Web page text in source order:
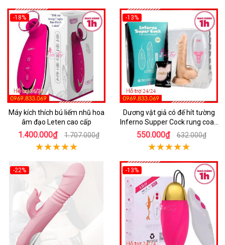
-18%
Máy kích thích bú liếm nhũ hoa
âm đạo Leten cao cấp
1.400.000₫ 1.707.000₫
-13%
Dương vật giả có đế hít tường
Inferno Supper Cock rung coay
7 chế độ
550.000₫ 632.000₫
-22% -13%